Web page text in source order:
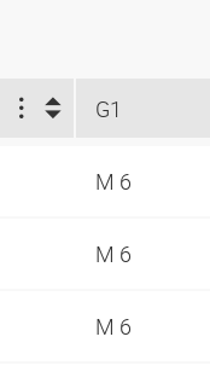
G1
M 6
M 6
M 6